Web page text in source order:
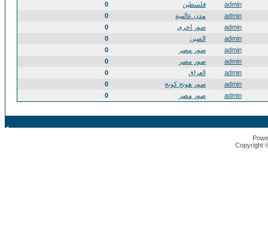
admin
فلسطين
0
admin
مدن عالمية
0
admin
صور اخرى
0
admin
الصين
0
admin
صور مصر
0
admin
صور مصر
0
admin
العراق
0
admin
صور هونج كونج
0
admin
صور مصر 0
Copyright